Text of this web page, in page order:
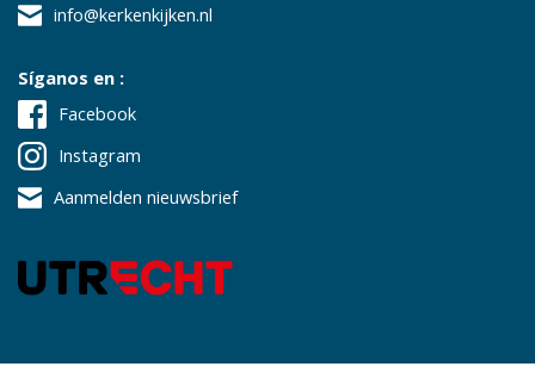
info@kerkenkijken.nl
Síganos en :
Facebook
Instagram
Aanmelden nieuwsbrief